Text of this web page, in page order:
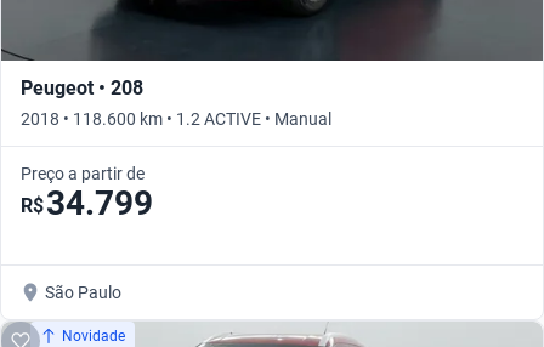
Peugeot • 208
2018 • 118.600 km • 1.2 ACTIVE • Manual
Preço a partir de
R$34.799
São Paulo
Novidade